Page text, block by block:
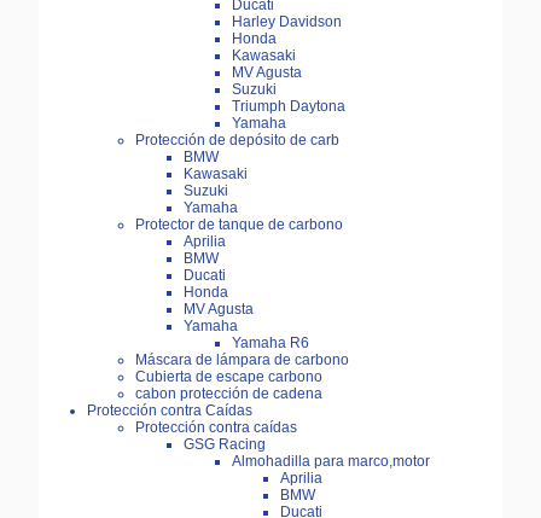
Ducati
Harley Davidson
Honda
Kawasaki
MV Agusta
Suzuki
Triumph Daytona
Yamaha
Protección de depósito de carb
BMW
Kawasaki
Suzuki
Yamaha
Protector de tanque de carbono
Aprilia
BMW
Ducati
Honda
MV Agusta
Yamaha
Yamaha R6
Máscara de lámpara de carbono
Cubierta de escape carbono
cabon protección de cadena
Protección contra Caídas
Protección contra caídas
GSG Racing
Almohadilla para marco,motor
Aprilia
BMW
Ducati